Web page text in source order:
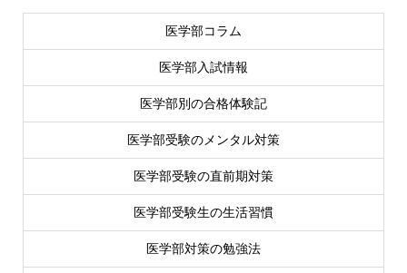
医学部コラム
医学部入試情報
医学部別の合格体験記
医学部受験のメンタル対策
医学部受験の直前期対策
医学部受験生の生活習慣
医学部対策の勉強法